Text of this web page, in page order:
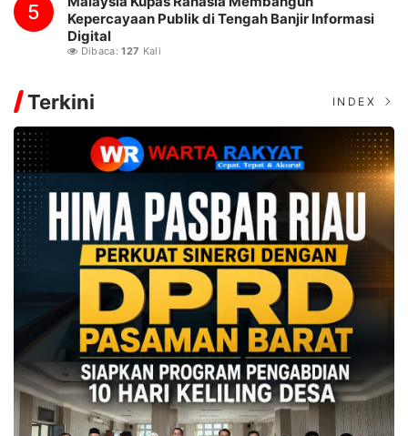
5
Kepercayaan Publik di Tengah Banjir Informasi
Digital
Dibaca:127 Kali
Terkini INDEX